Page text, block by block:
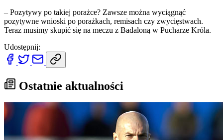
– Pozytywy po takiej porażce? Zawsze można wyciągnąć
pozytywne wnioski po porażkach, remisach czy zwycięstwach.
Teraz musimy skupić się na meczu z Badaloną w Pucharze Króla.
Udostępnij:
Ostatnie aktualności